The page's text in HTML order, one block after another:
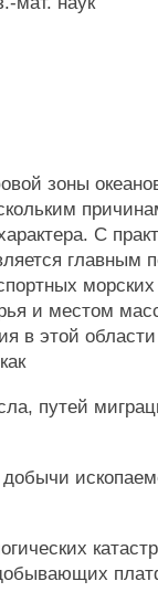
зоны
С
главным
и местом
в этой
путей